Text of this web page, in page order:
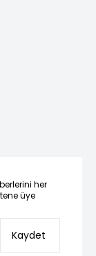
her
üye
Kaydet